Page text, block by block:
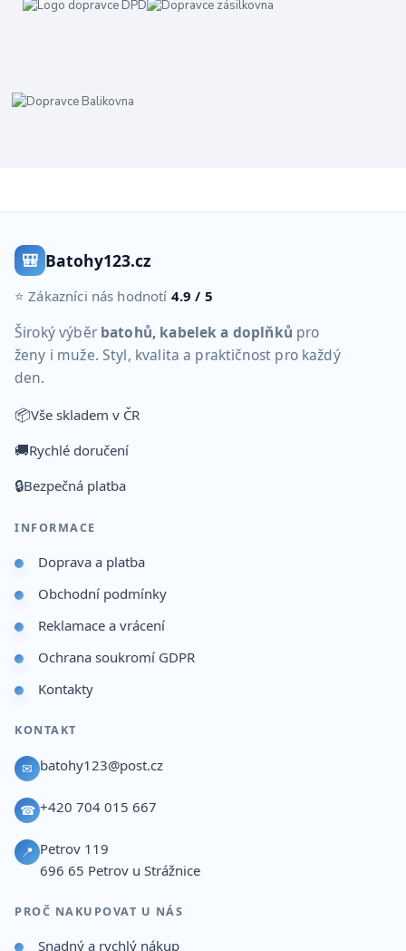
🎒 Batohy123.cz
⭐ Zákazníci nás hodnotí 4.9 / 5
Široký výběr batohů, kabelek a doplňků pro
ženy i muže. Styl, kvalita a praktičnost pro každý
den.
📦Vše skladem v ČR
🚚Rychlé doručení
🔒Bezpečná platba
INFORMACE
Doprava a platba
Obchodní podmínky
Reklamace a vrácení
Ochrana soukromí GDPR
Kontakty
KONTAKT
✉ batohy123@post.cz
☎ +420 704 015 667
📍 Petrov 119
696 65 Petrov u Strážnice
PROČ NAKUPOVAT U NÁS
Snadný a rychlý nákup